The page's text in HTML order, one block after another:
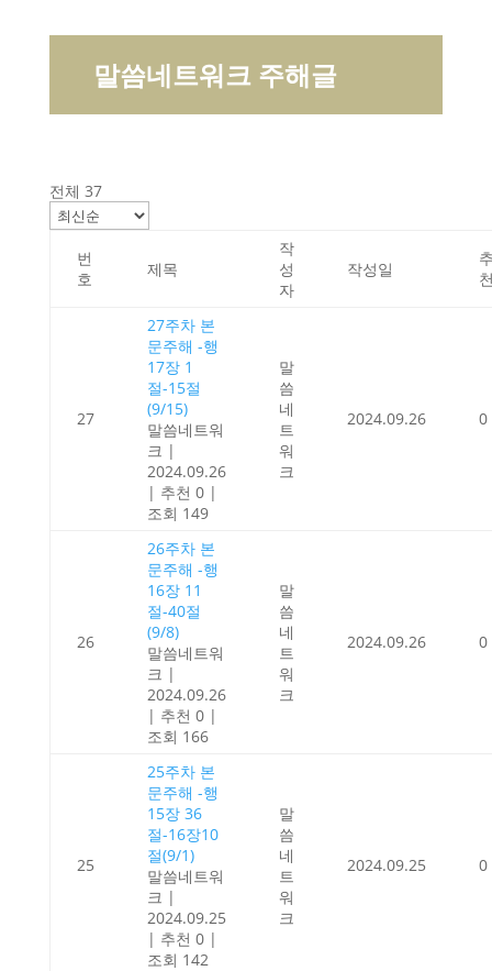
말씀네트워크 주해글
전체 37
번
호
제목
작
성
자
작성일
27
27주차 본
문주해 -행
17장 1
절-15절
(9/15)
말씀네트워
크 |
2024.09.26
| 추천 0 |
조회 149
말
씀
네
트
워
크
2024.09.26 0
26
26주차 본
문주해 -행
16장 11
절-40절
(9/8)
말씀네트워
크 |
2024.09.26
| 추천 0 |
조회 166
말
씀
네
트
워
크
2024.09.26 0
25
25주차 본
문주해 -행
15장 36
절-16장10
절(9/1)
말씀네트워
크 |
2024.09.25
| 추천 0 |
조회 142
말
씀
네
트
워
크
2024.09.25 0